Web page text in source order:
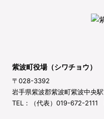
紫波町役場（シワチョウ）
〒028-3392
岩手県紫波郡紫波町紫波中央
TEL：（代表）019-672-2111